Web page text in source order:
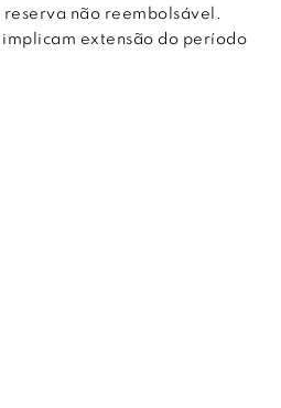
não reembolsável.
implicam extensão do período